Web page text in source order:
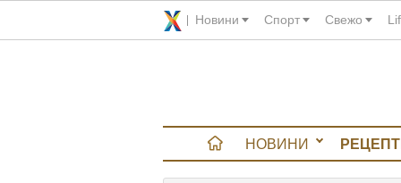
Новини Спорт Свежо
НОВИНИ